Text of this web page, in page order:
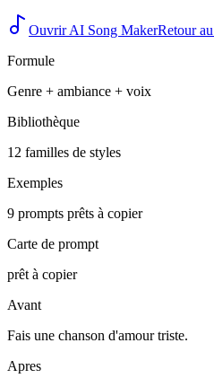
Ouvrir AI Song MakerRetour
Formule
Genre + ambiance + voix
Bibliothèque
12 familles de styles
Exemples
9 prompts prêts à copier
Carte de prompt
prêt à copier
Avant
Fais une chanson d'amour triste.
Apres